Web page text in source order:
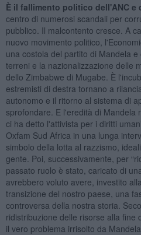
È il fallimento politico dell'ANC e
centro di numerosi scandali per
pubblico. Il malcontento cresce. A
nuovo movimento politico,
una costola del partito di Mandela
terreni e la nazionalizzazione delle
dello Zimbabwe di Mugabe. È
estremisti di destra tornano a
autonomo e il ritorno al sistema di
sprofondare. E l'eredità di Mandela
ci ha detto l'attivista per i diritti
Oxfam Sud Africa in una lunga
simbolo della lotta al razzismo,
gente. Poi, successivamente, per
passato ruolo è stato, caricato di
avrebbero voluto avere, investito
transizione del nostro paese, una
controversa della nostra storia.
ridistribuzione delle risorse alla fine
il vero problema irrisolto da Mandela.